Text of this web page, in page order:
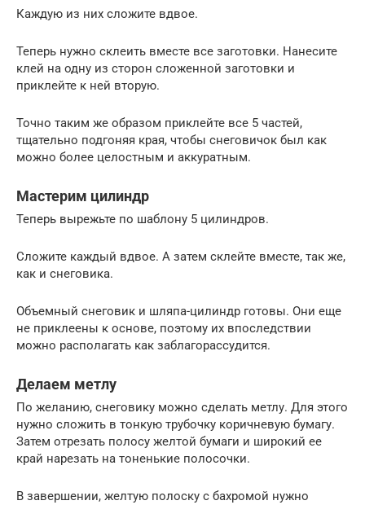
Каждую из них сложите вдвое.
Теперь нужно склеить вместе все заготовки. Нанесите
клей на одну из сторон сложенной заготовки и
приклейте к ней вторую.
Точно таким же образом приклейте все 5 частей,
тщательно подгоняя края, чтобы снеговичок был как
можно более целостным и аккуратным.
Мастерим цилиндр
Теперь вырежьте по шаблону 5 цилиндров.
Сложите каждый вдвое. А затем склейте вместе, так же,
как и снеговика.
Объемный снеговик и шляпа-цилиндр готовы. Они еще
не приклеены к основе, поэтому их впоследствии
можно располагать как заблагорассудится.
Делаем метлу
По желанию, снеговику можно сделать метлу. Для этого
нужно сложить в тонкую трубочку коричневую бумагу.
Затем отрезать полосу желтой бумаги и широкий ее
край нарезать на тоненькие полосочки.
В завершении, желтую полоску с бахромой нужно